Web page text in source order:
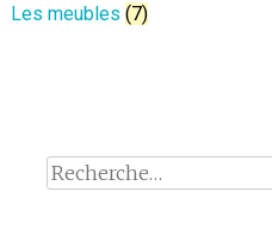
Les meubles (7)
Rechercher :